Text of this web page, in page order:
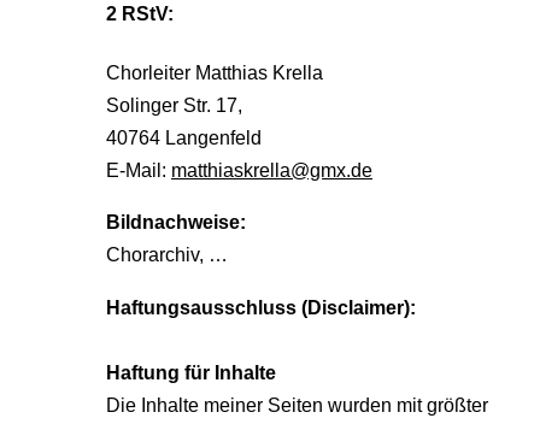
2 RStV:
Chorleiter Matthias Krella
Solinger Str. 17,
40764 Langenfeld
E-Mail: matthiaskrella@gmx.de
Bildnachweise:
Chorarchiv, …
Haftungsausschluss (Disclaimer):
Haftung für Inhalte
Die Inhalte meiner Seiten wurden mit größter